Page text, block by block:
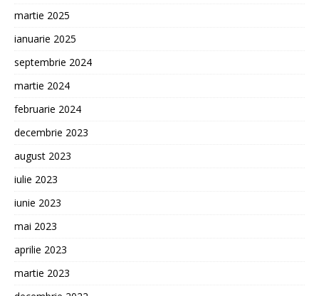
martie 2025
ianuarie 2025
septembrie 2024
martie 2024
februarie 2024
decembrie 2023
august 2023
iulie 2023
iunie 2023
mai 2023
aprilie 2023
martie 2023